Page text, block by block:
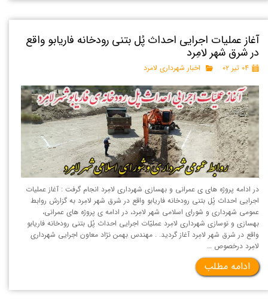
آغاز عمليات اجرايی احداث پُل بتنی رودخانه فاریابو واقع
در شرق شهر لامِرد
۰۴ تیر ۰۲ اخبار شهرداری لامرد
در ادامه پروژه های ی عمرانی و بهسازی شهرداری لامِرد انجام گرفت : آغاز عمليات
اجرايی احداث پُل بتنی رودخانه فاریابو واقع در شرق شهر لامِرد به گزارش روابط
عمومی شهرداری و شورای اسلامی شهر لامِرد، در ادامه ی پروژه های عمرانی،
بهسازی و نوسازی شهرداری لامِرد عملیّات اجرایی احداث پُل بتنی رودخانه فاریابو
واقع در شرق شهر لامِرد آغاز گردید. . مهندس بهمن نژاد معاون اجرایی شهرداری
لامِرد درخصوص …
ادامه مطلب